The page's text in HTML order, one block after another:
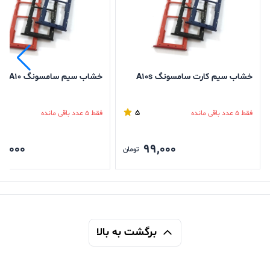
خشاب سیم کارت سامسونگ A۱۰s
فقط 5 عدد باقی مانده 5
99,000 تومان
خشاب سیم سامسونگ A۱۰
فقط 5 عدد باقی مانده
برگشت به بالا